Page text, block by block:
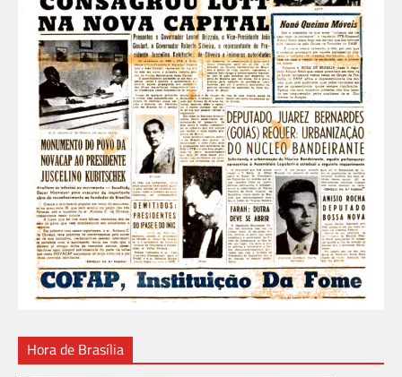
Hora de Brasília